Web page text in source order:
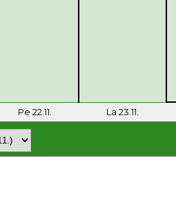
Pe 22.11. La 23.11.